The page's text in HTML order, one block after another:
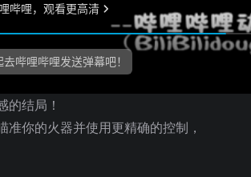
结局！
你的火器并使用更精确的控制，